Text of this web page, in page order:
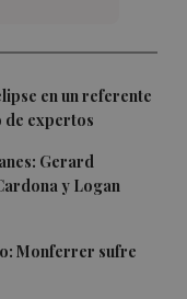
en un referente
de expertos
Gerard
y Logan
Monferrer sufre